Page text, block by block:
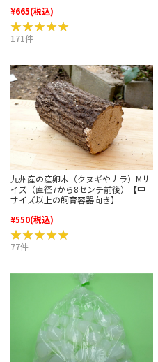
¥665(税込)
★★★★★
★★★★★
171件
九州産の産卵木（クヌギやナラ）Mサ
イズ（直径7から8センチ前後）【中
サイズ以上の飼育容器向き】
¥550(税込)
★★★★★
★★★★★
77件